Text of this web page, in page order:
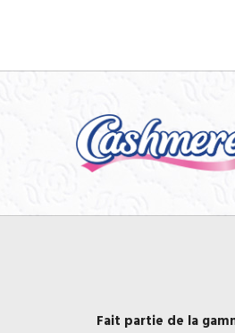
Fait partie de la